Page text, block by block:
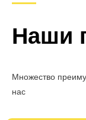
Наши
Множество
нас